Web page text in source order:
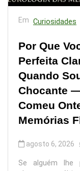
Em Curiosidades
Por Que
Perfeita
Quando
Chocante
Comeu
Memórias
agosto 6, 2026
Se alguém lhe